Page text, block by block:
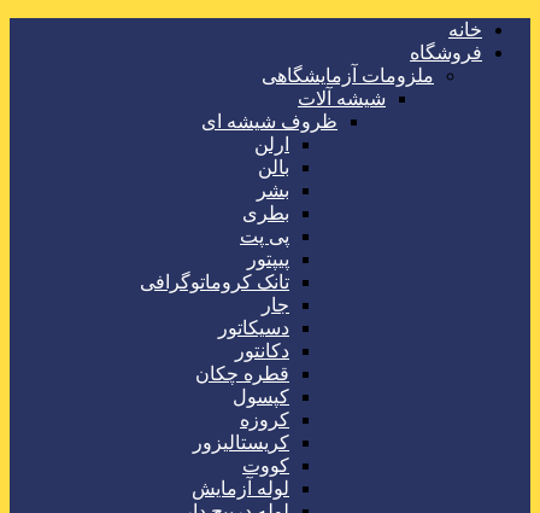
خانه
فروشگاه
ملزومات آزمایشگاهی
شیشه آلات
ظروف شیشه ای
ارلن
بالن
بشر
بطری
پی پت
پیپتور
تانک کروماتوگرافی
جار
دسیکاتور
دکانتور
قطره چکان
کپسول
کروزه
کریستالیزور
کووت
لوله آزمایش